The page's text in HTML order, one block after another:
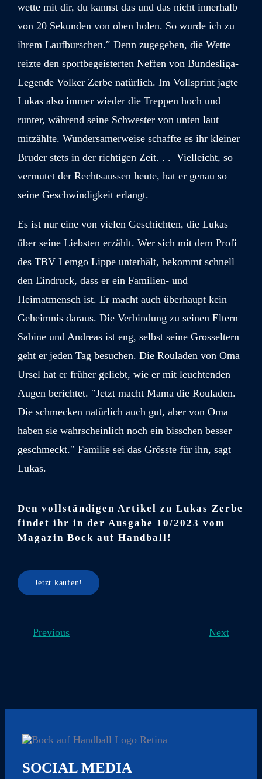
wette mit dir, du kannst das und das nicht innerhalb
von 20 Sekunden von oben holen. So wurde ich zu
ihrem Laufburschen.″ Denn zugegeben, die Wette
reizte den sportbegeisterten Neffen von Bundesliga-
Legende Volker Zerbe natürlich. Im Vollsprint jagte
Lukas also immer wieder die Treppen hoch und
runter, während seine Schwester von unten laut
mitzählte. Wundersamerweise schaffte es ihr kleiner
Bruder stets in der richtigen Zeit. . . Vielleicht, so
vermutet der Rechtsaussen heute, hat er genau so
seine Geschwindigkeit erlangt.
Es ist nur eine von vielen Geschichten, die Lukas
über seine Liebsten erzählt. Wer sich mit dem Profi
des TBV Lemgo Lippe unterhält, bekommt schnell
den Eindruck, dass er ein Familien- und
Heimatmensch ist. Er macht auch überhaupt kein
Geheimnis daraus. Die Verbindung zu seinen Eltern
Sabine und Andreas ist eng, selbst seine Grosseltern
geht er jeden Tag besuchen. Die Rouladen von Oma
Ursel hat er früher geliebt, wie er mit leuchtenden
Augen berichtet. ″Jetzt macht Mama die Rouladen.
Die schmecken natürlich auch gut, aber von Oma
haben sie wahrscheinlich noch ein bisschen besser
geschmeckt.″ Familie sei das Grösste für ihn, sagt
Lukas.
Den vollständigen Artikel zu Lukas Zerbe
findet ihr in der Ausgabe 10/2023 vom
Magazin Bock auf Handball!
Jetzt kaufen!
Previous Next
SOCIAL MEDIA